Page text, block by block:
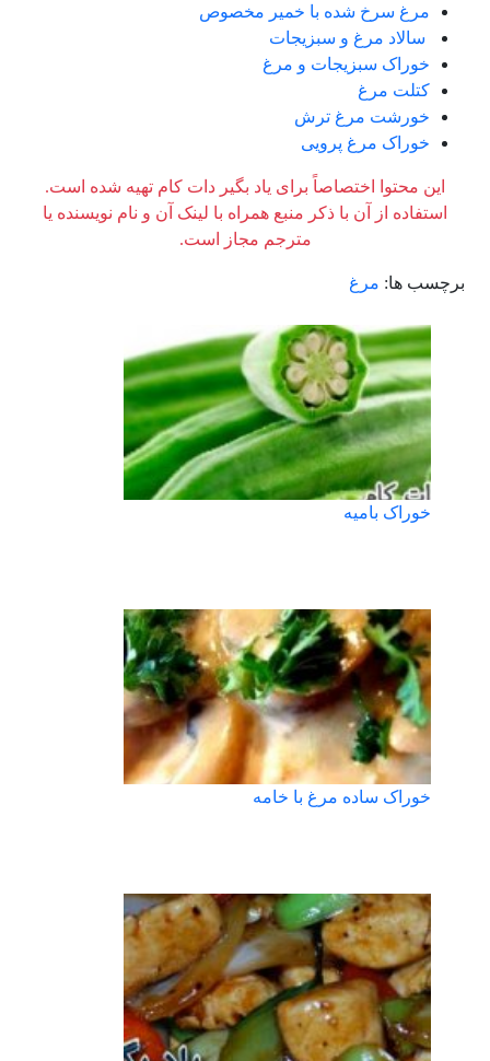
مرغ سرخ شده با خمیر مخصوص
سالاد مرغ و سبزیجات
خوراک سبزیجات و مرغ
کتلت مرغ
خورشت مرغ ترش
خوراک مرغ پرویی
این محتوا اختصاصاً برای یاد بگیر دات کام تهیه شده است.
استفاده از آن با ذکر منبع همراه با لینک آن و نام نویسنده یا
مترجم مجاز است.
برچسب ها: مرغ
خوراک بامیه
خوراک ساده مرغ با خامه